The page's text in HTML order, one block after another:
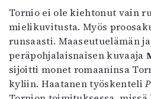
Tornio ei ole kiehtonut vain
mielikuvitusta. Myös
runsaasti. Maaseutuelämän
peräpohjalaisnaisen kuvaaja
sijoitti monet romaaninsa
kyliin. Haatanen työskenteli